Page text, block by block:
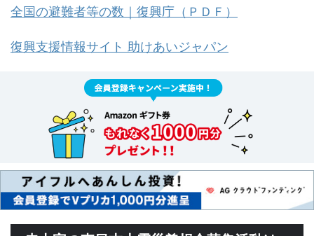
全国の避難者等の数｜復興庁（ＰＤＦ）
復興支援情報サイト 助けあいジャパン